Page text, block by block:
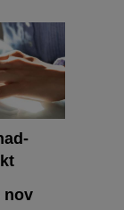
nov